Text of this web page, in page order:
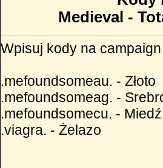
Medieval -
Wpisuj kody na
.mefoundsomeau. - Złoto
.mefoundsomeag. -
.mefoundsomecu. - Miedź
.viagra. - Żelazo